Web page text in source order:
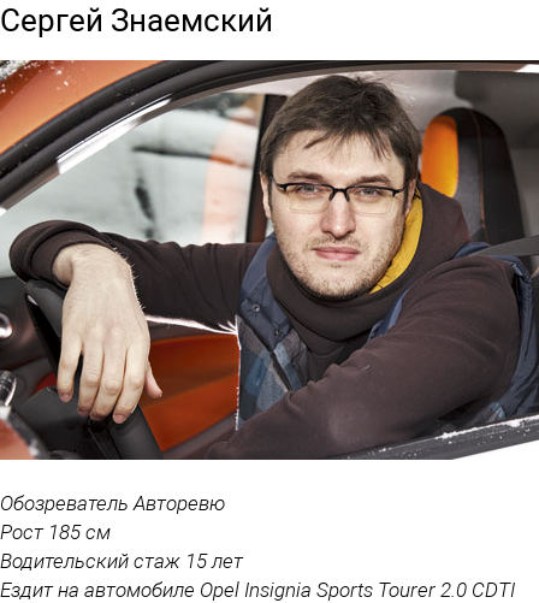
Сергей Знаемский
Обозреватель Авторевю
Рост 185 см
Водительский стаж 15 лет
Ездит на автомобиле Opel Insignia Sports Tourer 2.0 CDTI